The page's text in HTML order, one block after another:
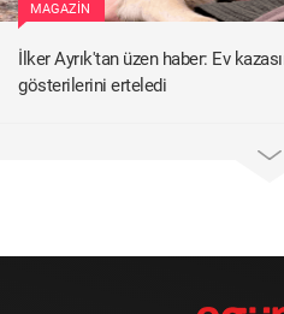
MAGAZIN
İlker Ayrık'tan üzen haber: Ev
gösterilerini erteledi